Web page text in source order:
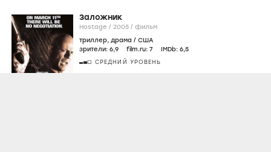
Заложник
Hostage / 2005 / фильм
триллер, драма / США
зрители: 6,9 film.ru: 7 IMDb: 6,5
СРЕДНИЙ УРОВЕНЬ